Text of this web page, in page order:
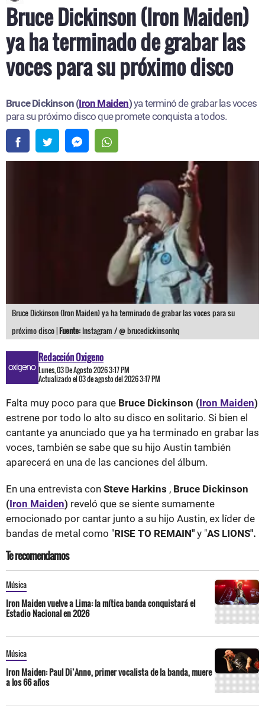
Bruce Dickinson (Iron Maiden)
ya ha terminado de grabar las
voces para su próximo disco
Bruce Dickinson (Iron Maiden)ya terminó de grabar las voces
para su próximo disco que promete conquista a todos.
Bruce Dickinson (Iron Maiden) ya ha terminado de grabar las voces para su
próximo disco |Fuente: Instagram / @ brucedickinsonhq
Redacción Oxigeno
Lunes, 03 De Agosto 2026 3:17 PM
Actualizado el 03 de agosto del 2026 3:17 PM
Falta muy poco para que Bruce Dickinson (Iron Maiden)
estrene por todo lo alto su disco en solitario. Si bien el
cantante ya anunciado que ya ha terminado en grabar las
voces, también se sabe que su hijo Austin también
aparecerá en una de las canciones del álbum.
En una entrevista con Steve Harkins , Bruce Dickinson
(Iron Maiden) reveló que se siente sumamente
emocionado por cantar junto a su hijo Austin, ex líder de
bandas de metal como "RISE TO REMAIN" y "AS LIONS".
Te recomendamos
Música
Iron Maiden vuelve a Lima: la mítica banda conquistará el
Estadio Nacional en 2026
Música
Iron Maiden: Paul Di’Anno, primer vocalista de la banda, muere
a los 66 años